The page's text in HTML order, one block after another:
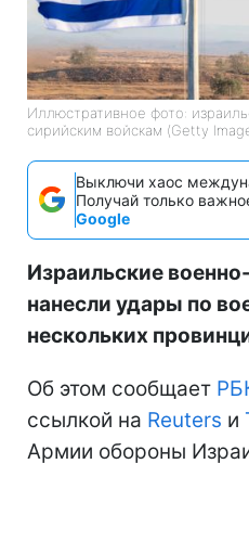
Иллюстративное фото:
сирийским войскам (Getty
Выключи хаос
Получай только
Google
Израильские
нанесли удары по
нескольких
Об этом сообщает
ссылкой на Reuters и
Армии обороны